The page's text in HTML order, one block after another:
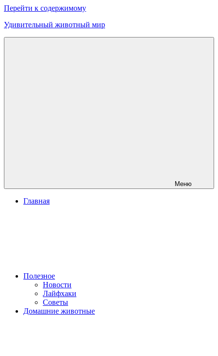
Перейти к содержимому
Удивительный животный мир
Меню
Главная
Полезное
Новости
Лайфхаки
Советы
Домашние животные